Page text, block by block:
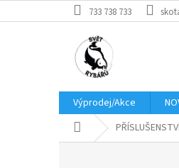
na
733 738 733
Výprodej/Akce
Domů